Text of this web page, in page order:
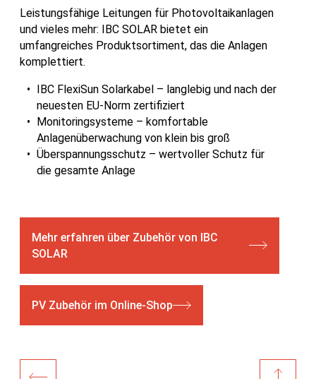
Leistungsfähige Leitungen für Photovoltaikanlagen
und vieles mehr: IBC SOLAR bietet ein
umfangreiches Produktsortiment, das die Anlagen
komplettiert.
IBC FlexiSun Solarkabel – langlebig und nach der
neuesten EU-Norm zertifiziert
Monitoringsysteme – komfortable
Anlagenüberwachung von klein bis groß
Überspannungsschutz – wertvoller Schutz für
die gesamte Anlage
Mehr erfahren über Zubehör von IBC
SOLAR
PV Zubehör im Online-Shop